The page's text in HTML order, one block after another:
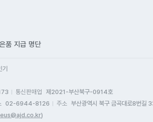
품 지급 명단
기
통신판매업
제2021-부산북구-0914호
02-6944-8126 주소 부산광역시 북구 금곡대로8번길
)